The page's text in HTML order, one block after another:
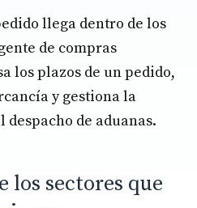
llega dentro de los
de compras
los plazos de un pedido,
y gestiona la
de aduanas.
los sectores que